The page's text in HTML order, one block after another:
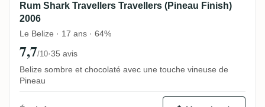
Rum Shark Travellers Travellers (Pineau Finish)
2006
Le Belize · 17 ans · 64%
7,7/10·35 avis
Belize sombre et chocolaté avec une touche vineuse de
Pineau